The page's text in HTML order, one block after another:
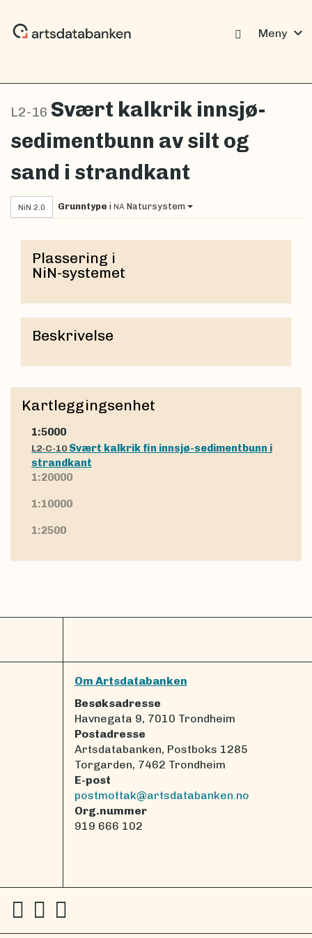
Meny expand_more
L2-16 Svært kalkrik innsjø-
sedimentbunn av silt og
sand i strandkant
NiN 2.0 Grunntype i NA Natursystem
Plassering i
NiN-systemet
Beskrivelse
Kartleggingsenhet
1:5000
L2-C-10 Svært kalkrik fin innsjø-sedimentbunn i
strandkant
1:20000
1:10000
1:2500
Om Artsdatabanken
Besøksadresse
Havnegata 9, 7010 Trondheim
Postadresse
Artsdatabanken, Postboks 1285
Torgarden, 7462 Trondheim
E-post
postmottak@artsdatabanken.no
Org.nummer
919 666 102